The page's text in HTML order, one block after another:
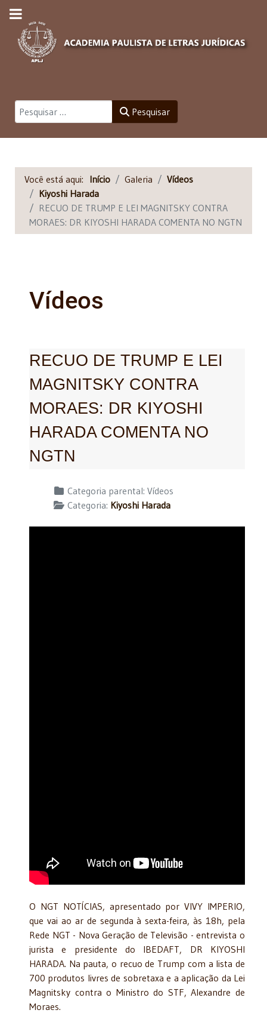
Pesquisar Pesquisar
Você está aqui: Início Galeria
Vídeos
Kiyoshi Harada
RECUO DE TRUMP E LEI MAGNITSKY CONTRA
MORAES: DR KIYOSHI HARADA COMENTA NO NGTN
Vídeos
RECUO DE TRUMP E LEI
MAGNITSKY CONTRA
MORAES: DR KIYOSHI
HARADA COMENTA NO
NGTN
Detalhes Categoria parental: Vídeos
Categoria: Kiyoshi Harada
O NGT NOTÍCIAS, apresentado por VIVY IMPERIO,
que vai ao ar de segunda à sexta-feira, às 18h, pela
Rede NGT - Nova Geração de Televisão - entrevista o
jurista e presidente do IBEDAFT, DR KIYOSHI
HARADA. Na pauta, o recuo de Trump com a lista de
700 produtos livres de sobretaxa e a aplicação da Lei
Magnitsky contra o Ministro do STF, Alexandre de
Moraes.